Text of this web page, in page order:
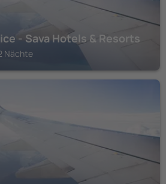
- Sava Hotels & Resorts
Nächte